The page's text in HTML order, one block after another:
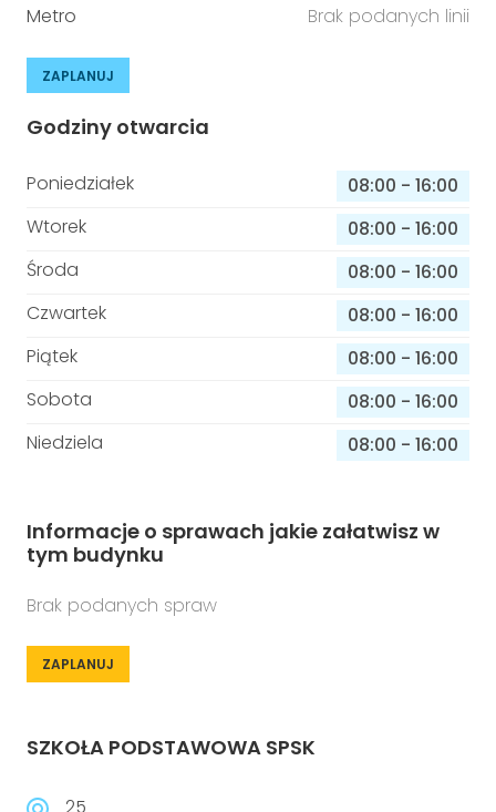
Metro
Brak podanych linii
ZAPLANUJ
Godziny otwarcia
Poniedziałek 08:00 - 16:00
Wtorek
08:00 - 16:00
Środa
08:00 - 16:00
Czwartek
08:00 - 16:00
Piątek
08:00 - 16:00
Sobota
08:00 - 16:00
Niedziela
08:00 - 16:00
Informacje o sprawach jakie załatwisz w
tym budynku
Brak podanych spraw
ZAPLANUJ
SZKOŁA PODSTAWOWA SPSK